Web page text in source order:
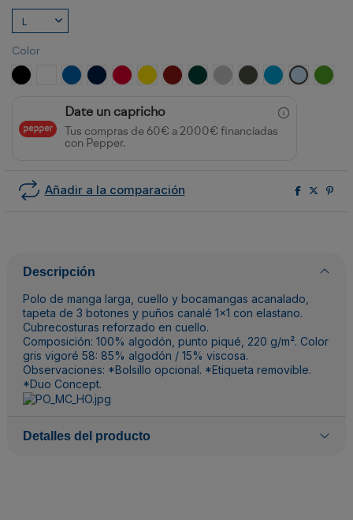
Color
NEGRO BLANCOROYAL MARINOROJO AMARILLOGRANATEVERDE BOTELLA
GRIS VIGORE
PLOMO OSCURO
TURQUESACELESTE
Date un capricho
Tus compras de 60€ a 2000€ financiadas
con Pepper.
Añadir a la comparación
Descripción
Polo de manga larga, cuello y bocamangas acanalado,
tapeta de 3 botones y puños canalé 1x1 con elastano.
Cubrecosturas reforzado en cuello.
Composición: 100% algodón, punto piqué, 220 g/m². Color
gris vigoré 58: 85% algodón / 15% viscosa.
Observaciones: *Bolsillo opcional. *Etiqueta removible.
*Duo Concept.
Detalles del producto